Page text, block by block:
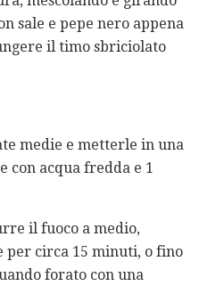
sale e pepe nero appena
il timo sbriciolato
medie e metterle in una
con acqua fredda e 1
il fuoco a medio,
per circa 15 minuti, o fino
forato con una